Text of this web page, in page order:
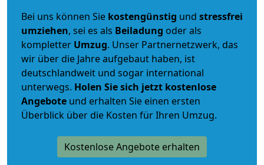
Bei uns können Sie kostengünstig und stressfrei
umziehen, sei es als Beiladung oder als
kompletter Umzug. Unser Partnernetzwerk, das
wir über die Jahre aufgebaut haben, ist
deutschlandweit und sogar international
unterwegs. Holen Sie sich jetzt kostenlose
Angebote und erhalten Sie einen ersten
Überblick über die Kosten für Ihren Umzug.
Kostenlose Angebote erhalten